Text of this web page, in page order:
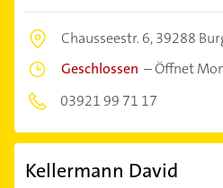
Chausseestr. 6,39288
Geschlossen –Öffnet
03921 99 71 17
Kellermann David